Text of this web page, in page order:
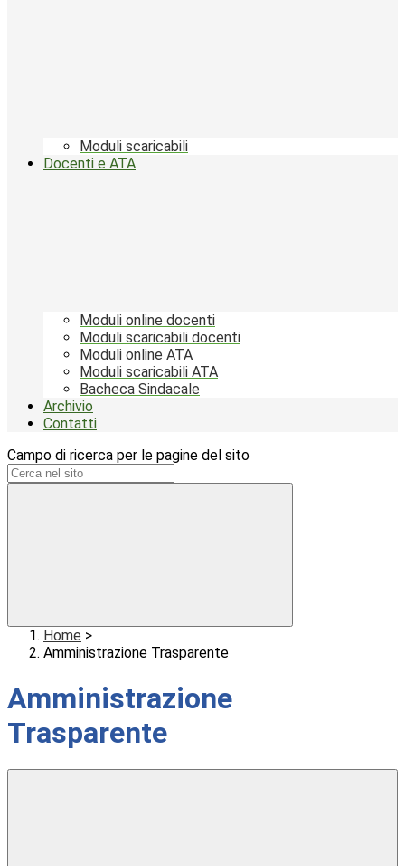
Moduli scaricabili
Docenti e ATA
Moduli online docenti
Moduli scaricabili docenti
Moduli online ATA
Moduli scaricabili ATA
Bacheca Sindacale
Archivio
Contatti
Campo di ricerca per le pagine del sito
Home >
Amministrazione Trasparente
Amministrazione
Trasparente